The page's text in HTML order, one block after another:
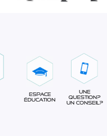
Espace
éducation
Une
question?
Un conseil?